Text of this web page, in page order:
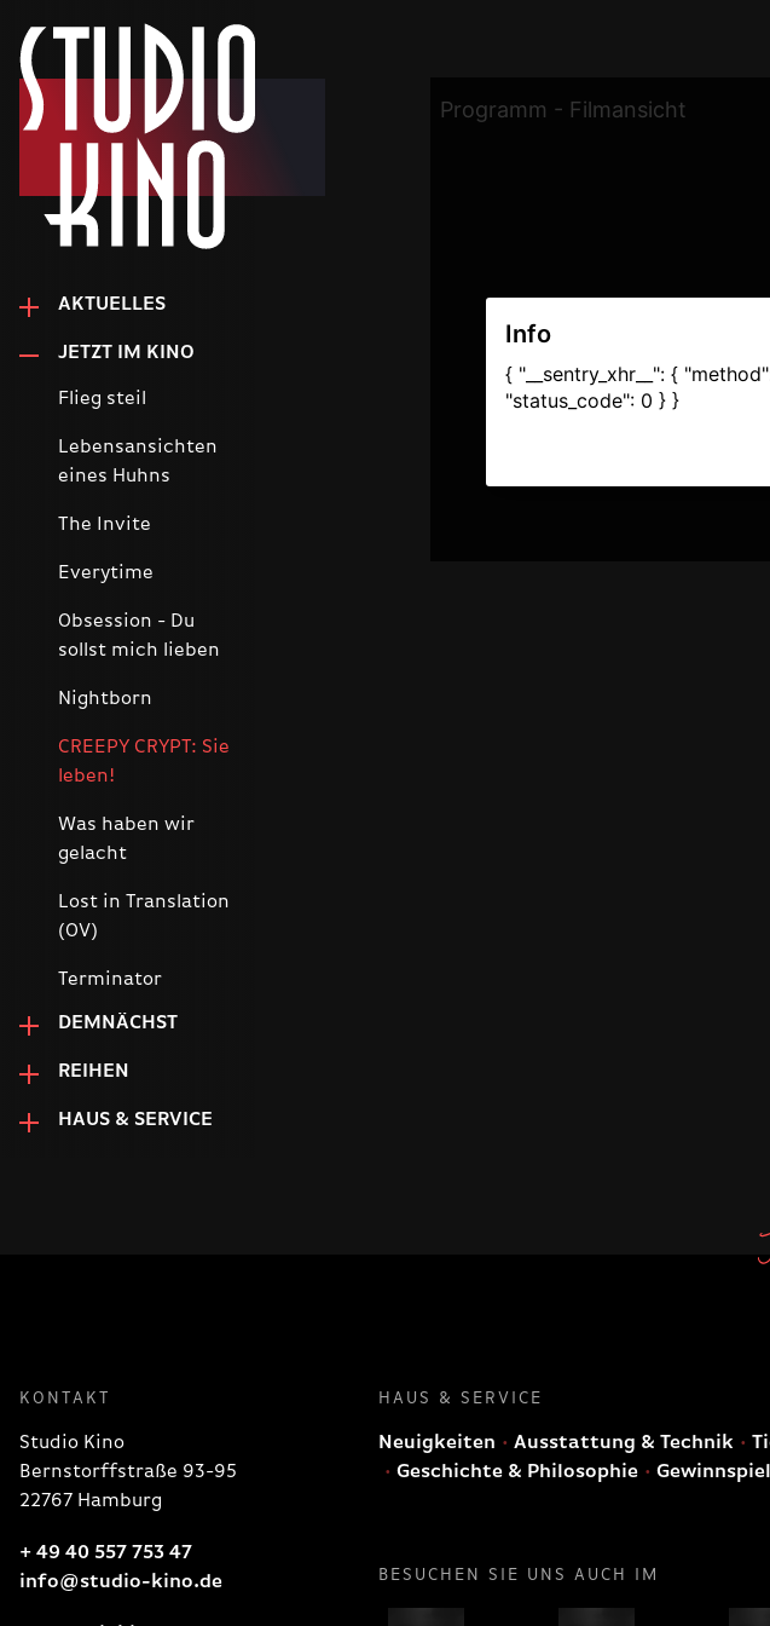
AKTUELLES
JETZT IM KINO
Flieg steil
Lebensansichten
eines Huhns
The Invite
Everytime
Obsession - Du
sollst mich lieben
Nightborn
CREEPY CRYPT: Sie
leben!
Was haben wir
gelacht
Lost in Translation
(OV)
Terminator
DEMNÄCHST
REIHEN
HAUS & SERVICE
KONTAKT
Studio Kino
Bernstorffstraße 93-95
22767 Hamburg
+ 49 40 557 753 47
info@studio-kino.de
HAUS & SERVICE
Neuigkeiten Ausstattung & Technik
Geschichte & Philosophie
BESUCHEN SIE UNS AUCH IM